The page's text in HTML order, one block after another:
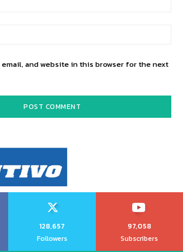
email, and website in this browser for the next
128,657
Followers
97,058
Subscribers